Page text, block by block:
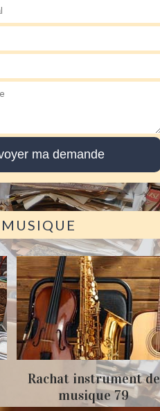
Rachat instrument de
musique 79